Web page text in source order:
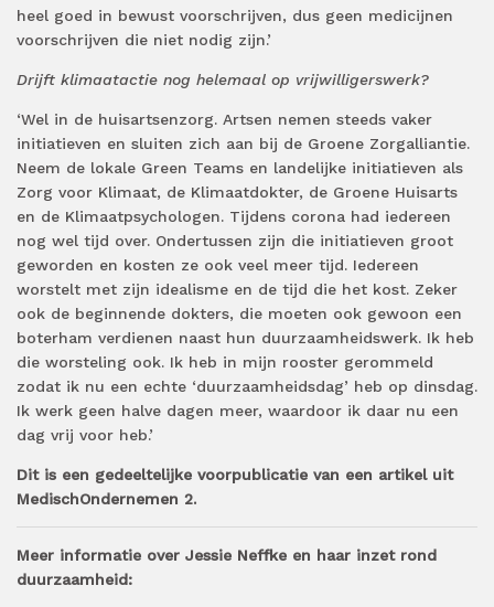
heel goed in bewust voorschrijven, dus geen medicijnen
voorschrijven die niet nodig zijn.’
Drijft klimaatactie nog helemaal op vrijwilligerswerk?
‘Wel in de huisartsenzorg. Artsen nemen steeds vaker
initiatieven en sluiten zich aan bij de Groene Zorgalliantie.
Neem de lokale Green Teams en landelijke initiatieven als
Zorg voor Klimaat, de Klimaatdokter, de Groene Huisarts
en de Klimaatpsychologen. Tijdens corona had iedereen
nog wel tijd over. Ondertussen zijn die initiatieven groot
geworden en kosten ze ook veel meer tijd. Iedereen
worstelt met zijn idealisme en de tijd die het kost. Zeker
ook de beginnende dokters, die moeten ook gewoon een
boterham verdienen naast hun duurzaamheidswerk. Ik heb
die worsteling ook. Ik heb in mijn rooster gerommeld
zodat ik nu een echte ‘duurzaamheidsdag’ heb op dinsdag.
Ik werk geen halve dagen meer, waardoor ik daar nu een
dag vrij voor heb.’
Dit is een gedeeltelijke voorpublicatie van een artikel uit
MedischOndernemen 2.
Meer informatie over Jessie Neffke en haar inzet rond
duurzaamheid: